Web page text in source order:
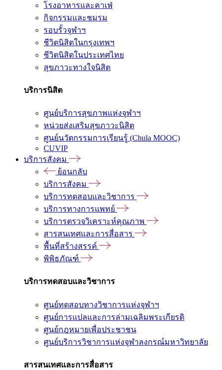
โรงอาหารและคาเฟ่
กิจกรรมและชมรม
รอบรั้วจุฬาฯ
ชีวิตนิสิตในกรุงเทพฯ
ชีวิตนิสิตในประเทศไทย
สุขภาวะทางใจนิสิต
บริการนิสิต
ศูนย์บริการสุขภาพแห่งจุฬาฯ
หน่วยส่งเสริมสุขภาวะนิสิต
ศูนย์นวัตกรรมการเรียนรู้ (Chula MOOC)
CUVIP
บริการสังคม
ย้อนกลับ
บริการสังคม
บริการทดสอบและวิชาการ
บริการทางการแพทย์
บริการตรวจวิเคราะห์คุณภาพ
สารสนเทศและการสื่อสาร
พื้นที่สร้างสรรค์
พิพิธภัณฑ์
บริการทดสอบและวิชาการ
ศูนย์ทดสอบทางวิชาการแห่งจุฬาฯ
ศูนย์การแปลและการล่ามเฉลิมพระเกียรติ
ศูนย์กฎหมายเพื่อประชาชน
ศูนย์บริการวิชาการแห่งจุฬาลงกรณ์มหาวิทยาลัย
สารสนเทศและการสื่อสาร